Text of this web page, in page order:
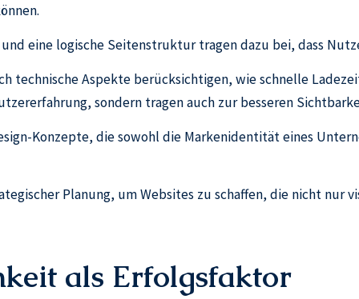
eine logische Seitenstruktur tragen dazu bei, dass
technische Aspekte berücksichtigen, wie schnelle
sondern tragen auch zur besseren
Konzepte, die sowohl die Markenidentität eines
Planung, um Websites zu schaffen, die nicht nur
als Erfolgsfaktor